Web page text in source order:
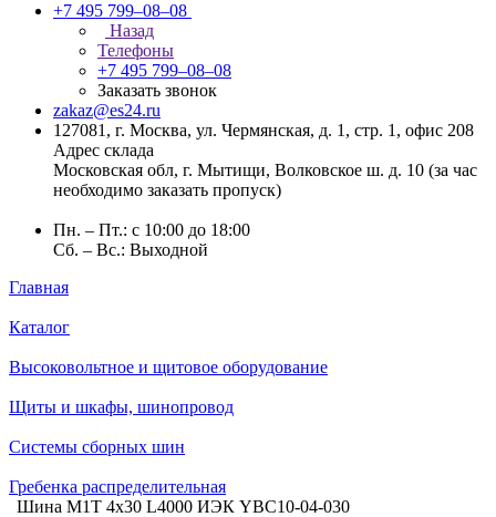
+7 495 799–08–08
Назад
Телефоны
+7 495 799–08–08
Заказать звонок
zakaz@es24.ru
127081, г. Москва, ул. Чермянская, д. 1, стр. 1, офис 208
Адрес склада
Московская обл, г. Мытищи, Волковское ш. д. 10 (за час
необходимо заказать пропуск)
Пн. – Пт.: с 10:00 до 18:00
Сб. – Вс.: Выходной
Главная
Каталог
Высоковольтное и щитовое оборудование
Щиты и шкафы, шинопровод
Системы сборных шин
Гребенка распределительная
Шина М1Т 4х30 L4000 ИЭК YBC10-04-030